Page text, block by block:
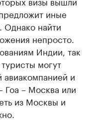
иные
Однако найти
непросто.
Индии, так
могут
авиакомпанией и
– Москва или
из Москвы и